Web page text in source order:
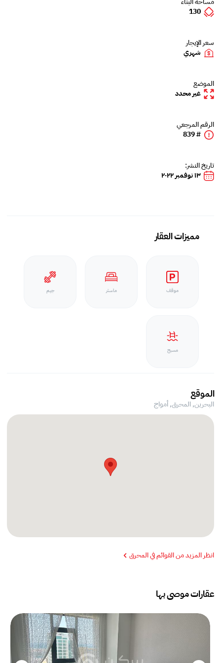
130
سعر الإيجار
شهري
الموضع
غير محدد
الرقم المرجعي
# 839
تاريخ النشر:
١٣ نوفمبر ٢٠٢٢
مميزات العقار
موقف ماستر جيم
مسبح
الموقع
البحرين, المحرق,أمواج
انظر المزيد من القوائم في المحرق
عقارات موصى بها